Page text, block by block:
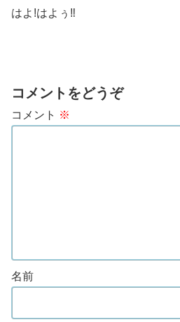
はよ!はよぅ‼︎
コメントをどうぞ
コメント ※
名前